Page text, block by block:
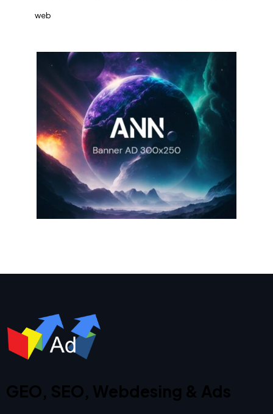
web
GEO, SEO, Webdesing & Ads